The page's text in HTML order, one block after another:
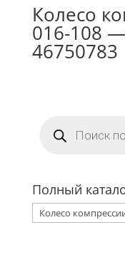
Колесо
016-108
46750783
товаров
Полный